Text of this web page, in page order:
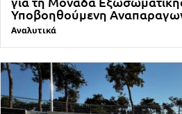
Υποβοηθούμενη
Αναλυτικά